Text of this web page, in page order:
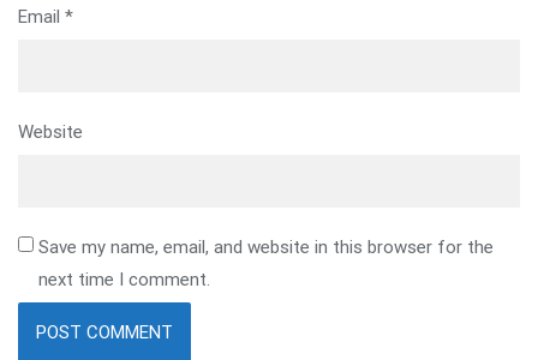
Email *
Website
Save my name, email, and website in this browser for the
next time I comment.